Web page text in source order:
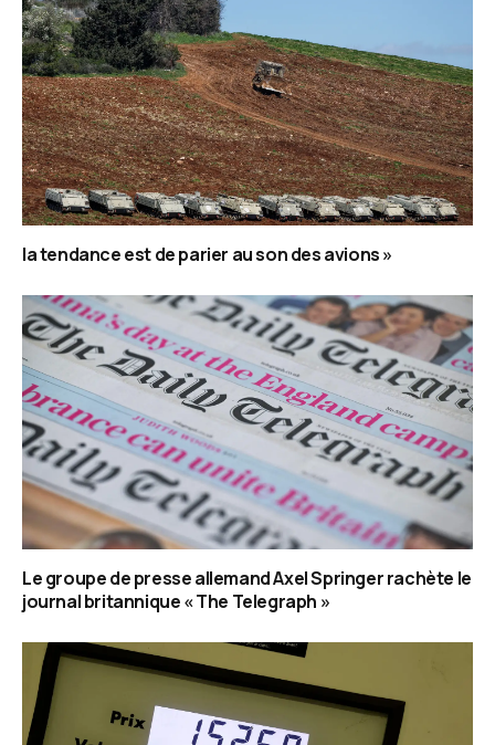
la tendance est de parier au son des avions »
Le groupe de presse allemand Axel Springer rachète le
journal britannique « The Telegraph »